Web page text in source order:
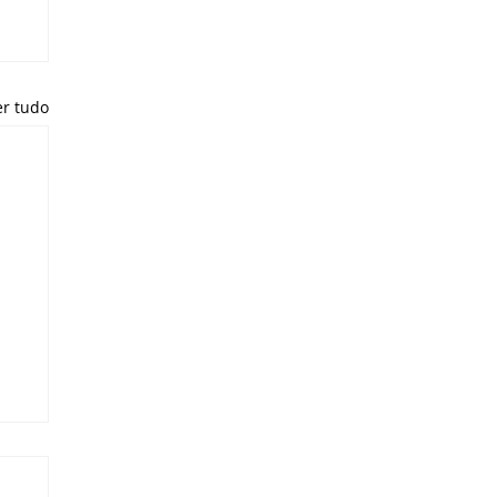
tudo